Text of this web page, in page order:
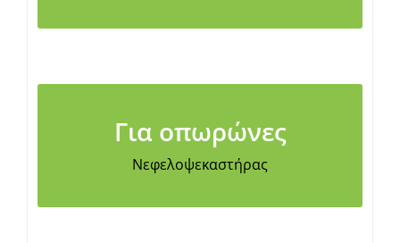
Για οπωρώνες
Νεφελοψεκαστήρας
Βίντεο